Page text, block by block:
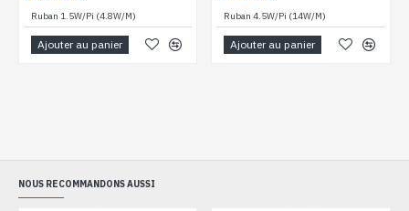
Ruban 1.5W/Pi (4.8W/M)
Ajouter au panier
Ruban 4.5W/Pi (14W/M)
Ajouter au panier
NOUS RECOMMANDONS AUSSI